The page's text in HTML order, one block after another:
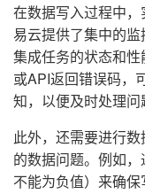
在数据写入过程中
易云提供了集中的
集成任务的状态和
或API返回错误码，
知，以便及时处理问
此外，还需要进行
的数据问题。例如
不能为负值）来确保